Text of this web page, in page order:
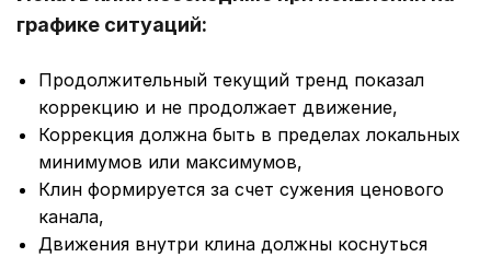
графике ситуаций:
Продолжительный текущий тренд показал
коррекцию и не продолжает движение,
Коррекция должна быть в пределах локальных
минимумов или максимумов,
Клин формируется за счет сужения ценового
канала,
Движения внутри клина должны коснуться